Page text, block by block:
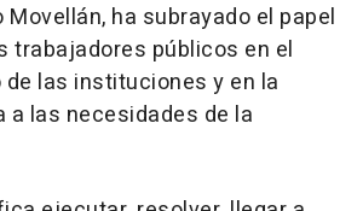
Movellán, ha subrayado el papel
trabajadores públicos en el
las instituciones y en la
a las necesidades de la